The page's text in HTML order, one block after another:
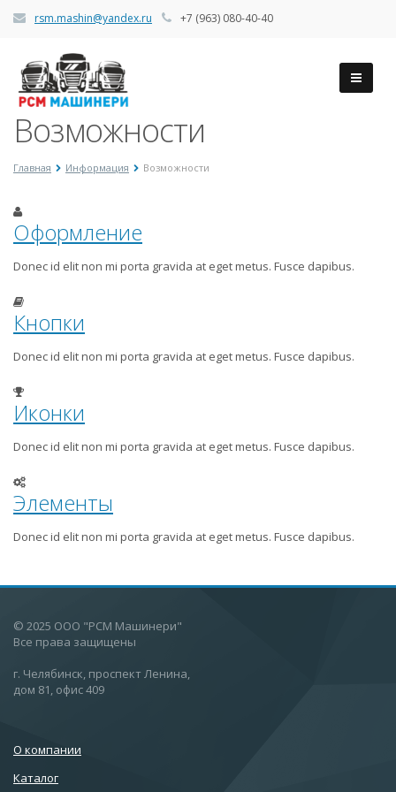
rsm.mashin@yandex.ru +7 (963) 080-40-40
Возможности
Главная Информация Возможности
Оформление
Donec id elit non mi porta gravida at eget metus. Fusce dapibus.
Кнопки
Donec id elit non mi porta gravida at eget metus. Fusce dapibus.
Иконки
Donec id elit non mi porta gravida at eget metus. Fusce dapibus.
Элементы
Donec id elit non mi porta gravida at eget metus. Fusce dapibus.
© 2025 ООО "РСМ Машинери"
Все права защищены
г. Челябинск, проспект Ленина,
дом 81, офис 409
О компании
Каталог